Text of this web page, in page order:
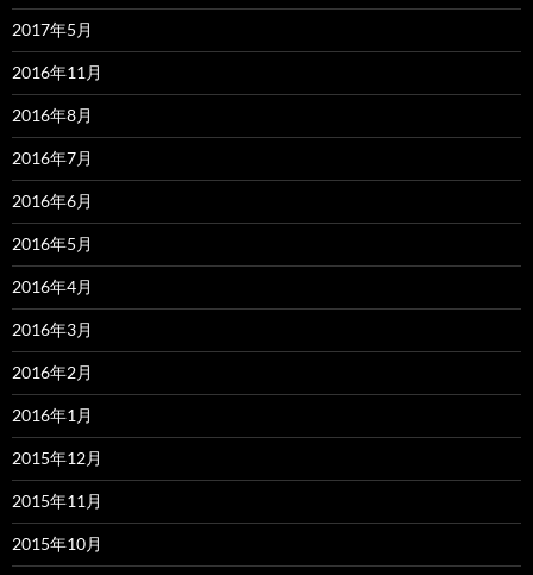
2017年5月
2016年11月
2016年8月
2016年7月
2016年6月
2016年5月
2016年4月
2016年3月
2016年2月
2016年1月
2015年12月
2015年11月
2015年10月